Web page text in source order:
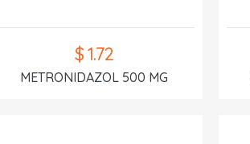
$ 1.72
METRONIDAZOL 500 MG